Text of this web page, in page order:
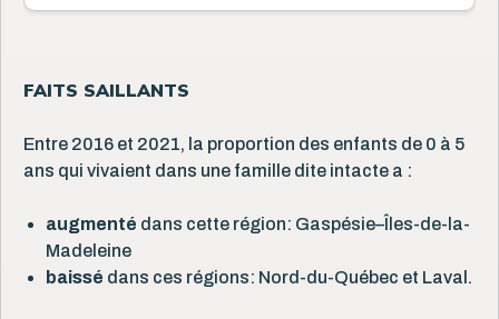
FAITS SAILLANTS
Entre 2016 et 2021, la proportion des enfants de 0 à 5
ans qui vivaient dans une famille dite intacte a :
augmenté dans cette région: Gaspésie–Îles-de-la-
Madeleine
baissé dans ces régions: Nord-du-Québec et Laval.